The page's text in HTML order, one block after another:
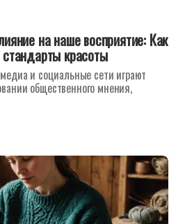
на наше восприятие: Как
красоты
и социальные сети играют
общественного мнения,